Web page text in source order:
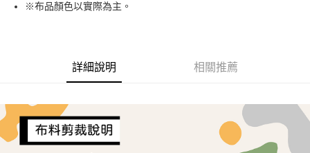
大哥付你分期
2.付款方式選擇「大哥付你分期」，訂單成立後會自動跳轉到大哥付的交易
流程，驗證手機門號後，選擇欲分期的期數、繳款截止日，確認付款後即完
3.實際核准額度、可分期數及費用金額請依後續交易確認頁面所載為準。
4.訂單成立30分鐘內，如未前往確認交易或遇審核未通過，訂單將自動取
消。如遇「轉專審核」未通過狀況，表示未達大哥付你分期系統評分，恕無
法說明評估內容。
【關於「AFTEE先享後付」】
便利好安心！
１．簡單：不需註冊會員、不需綁卡、不需儲值。
２．便利：只要手機號碼，簡訊認證，即可結帳。
３．安心：先確認商品／服務後，再付款。
運送方式
※布品顏色以實際為主。
詳細說明 相關推薦